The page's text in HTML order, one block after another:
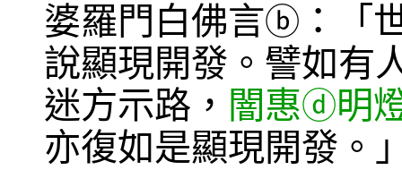
婆羅門白佛言ⓑ ：「
說顯現開發。譬如有
迷方示路， 闇惠ⓓ明
亦復如是顯現開發。